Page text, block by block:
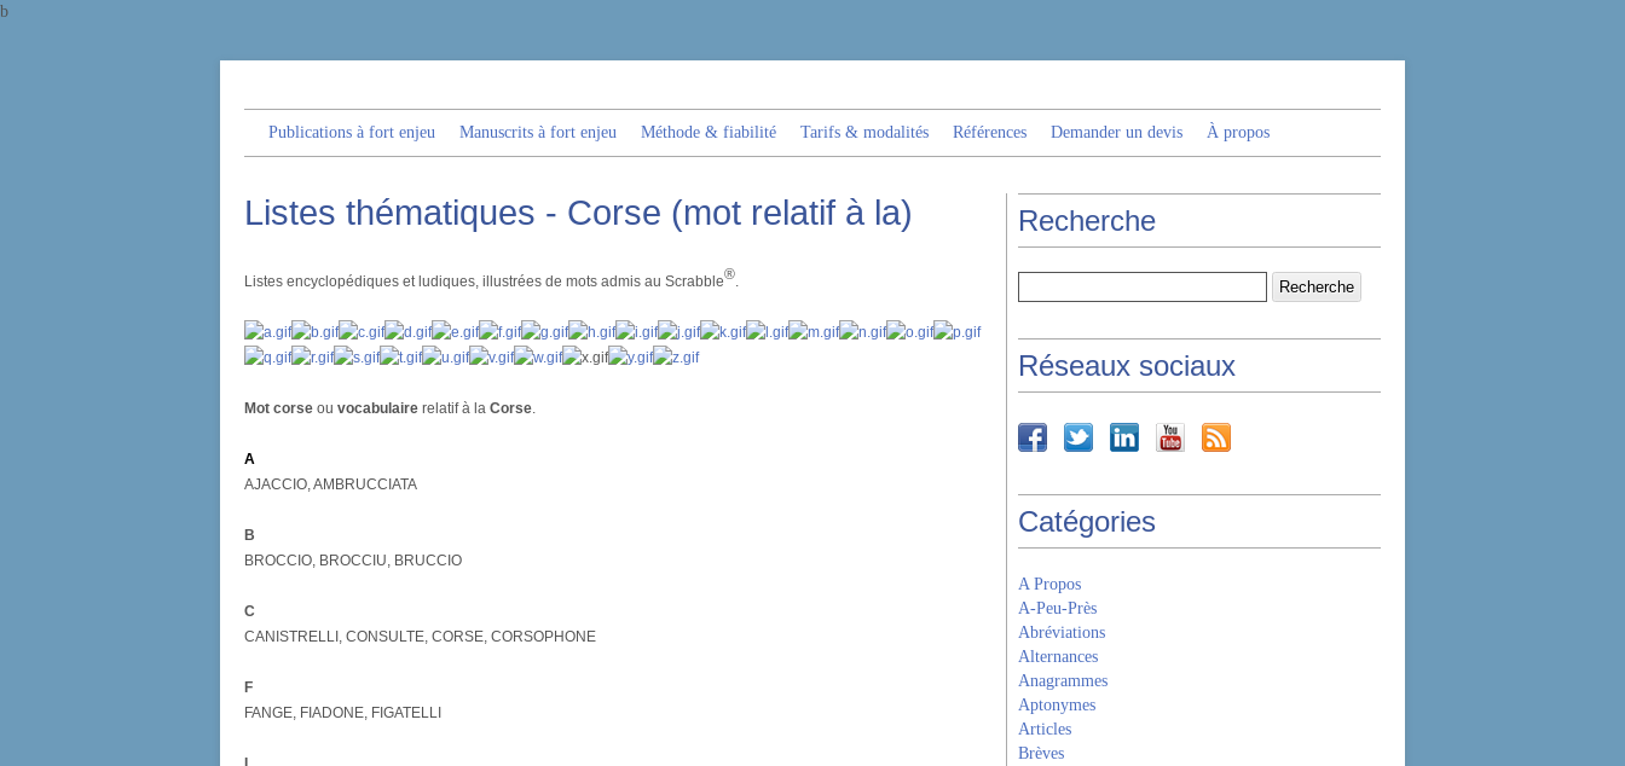
b
Publications à fort enjeu Manuscrits à fort enjeu Méthode & fiabilité Tarifs & modalités Références Demander un devis À propos
Listes thématiques - Corse (mot relatif à la)
Listes encyclopédiques et ludiques, illustrées de mots admis au Scrabble®.
Mot corse ou vocabulaire relatif à la Corse.
A
AJACCIO, AMBRUCCIATA
B
BROCCIO, BROCCIU, BRUCCIO
C
CANISTRELLI, CONSULTE, CORSE, CORSOPHONE
F
FANGE, FIADONE, FIGATELLI
Recherche
Réseaux sociaux
Catégories
A Propos
A-Peu-Près
Abréviations
Alternances
Anagrammes
Aptonymes
Articles
Brèves